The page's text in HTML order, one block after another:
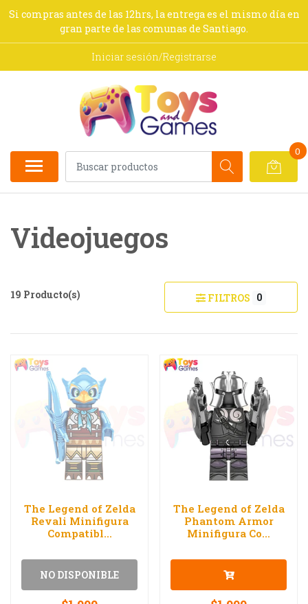
Si compras antes de las 12hrs, la entrega es el mismo día en
gran parte de las comunas de Santiago.
Iniciar sesión/Registrarse
0
Videojuegos
19 Producto(s) FILTROS 0
The Legend of Zelda
Revali Minifigura
Compatibl...
NO DISPONIBLE
The Legend of Zelda
Phantom Armor
Minifigura Co...